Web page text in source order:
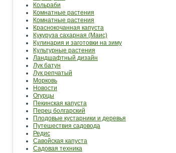
Кольраби
Комнатные растения
Комнатные растения
Краснокочанная капуста
Кукуруза сахарная (Маис)
Кулинария и заготовки на зиму
Культурные растения
Ландшафтный дизайн
Лук батун
Лук репчатый
Морковь
Новости
Огурцы
Пекинская капуста
Перец болгарский
Плодовые кустарники и деревья
Путешествия садовода
Редис
Савойская капуста
Садовая техника